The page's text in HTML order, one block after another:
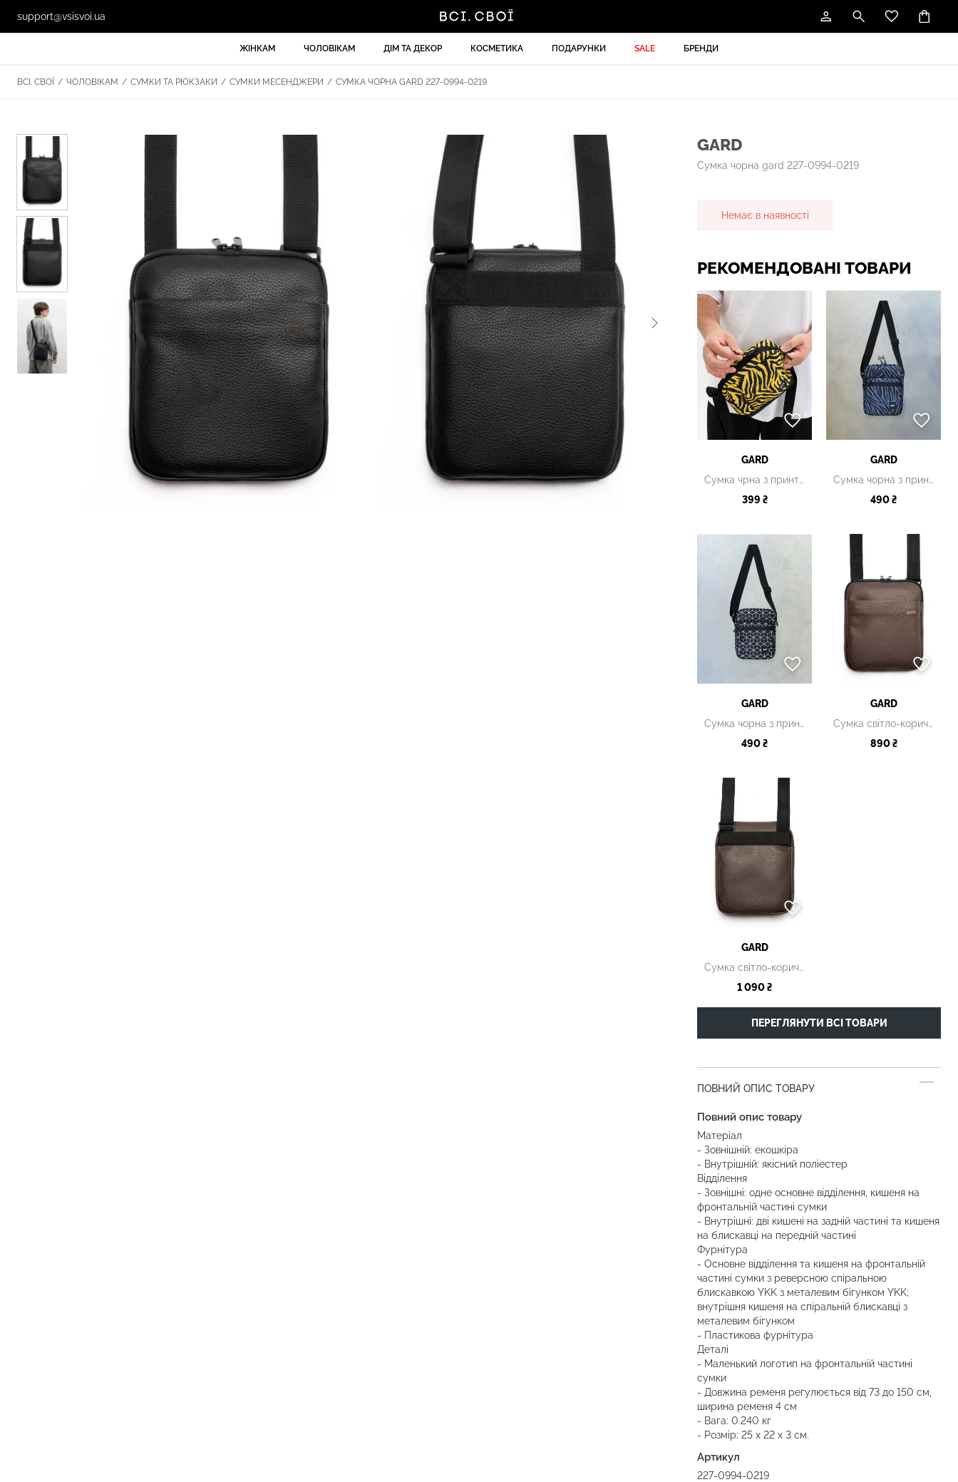
support@vsisvoi.ua
ЖІНКАМ ЧОЛОВІКАМ ДІМ ТА ДЕКОР КОСМЕТИКА ПОДАРУНКИ SALE БРЕНДИ
ВСІ. СВОЇ / ЧОЛОВІКАМ / СУМКИ ТА РЮКЗАКИ / СУМКИ МЕСЕНДЖЕРИ / СУМКА ЧОРНА GARD 227-0994-0219
GARD
Сумка чорна gard 227-0994-0219
Немає в наявності
РЕКОМЕНДОВАНІ ТОВАРИ
GARD
Сумка чрна з принтом
399 ₴
GARD
Сумка чорна з принтом
490 ₴
GARD
Сумка чорна з принтом
490 ₴
GARD
Сумка світло-коричнева
890 ₴
GARD
Сумка світло-коричнева
1 090 ₴
ПЕРЕГЛЯНУТИ ВСІ ТОВАРИ
ПОВНИЙ ОПИС ТОВАРУ
Повний опис товару
Матеріал
- Зовнішній: екошкіра
- Внутрішній: якісний поліестер
Відділення
- Зовнішні: одне основне відділення, кишеня на
фронтальній частині сумки
- Внутрішні: дві кишені на задній частині та кишеня
на блискавці на передній частині
Фурнітура
- Основне відділення та кишеня на фронтальній
частині сумки з реверсною спіральною
блискавкою YKK з металевим бігунком YKK;
внутрішня кишеня на спіральній блискавці з
металевим бігунком
- Пластикова фурнітура
Деталі
- Маленький логотип на фронтальній частині
сумки
- Довжина ременя регулюється від 73 до 150 см,
ширина ременя 4 см
- Вага: 0.240 кг
- Розмір: 25 x 22 x 3 см.
Артикул
227-0994-0219